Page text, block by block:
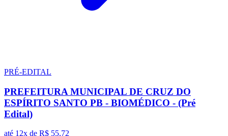
PRÉ-EDITAL
PREFEITURA MUNICIPAL DE CRUZ DO
ESPÍRITO SANTO PB - BIOMÉDICO - (Pré
Edital)
até 12x de R$ 55,72